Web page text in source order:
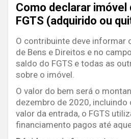
Como declarar imóvel
FGTS (adquirido ou
O contribuinte deve informar
de Bens e Direitos e no
saldo do FGTS e todas as
sobre o imóvel.
O valor do bem será o
dezembro de 2020, incluindo
valor da entrada, o FGTS
financiamento pagos até